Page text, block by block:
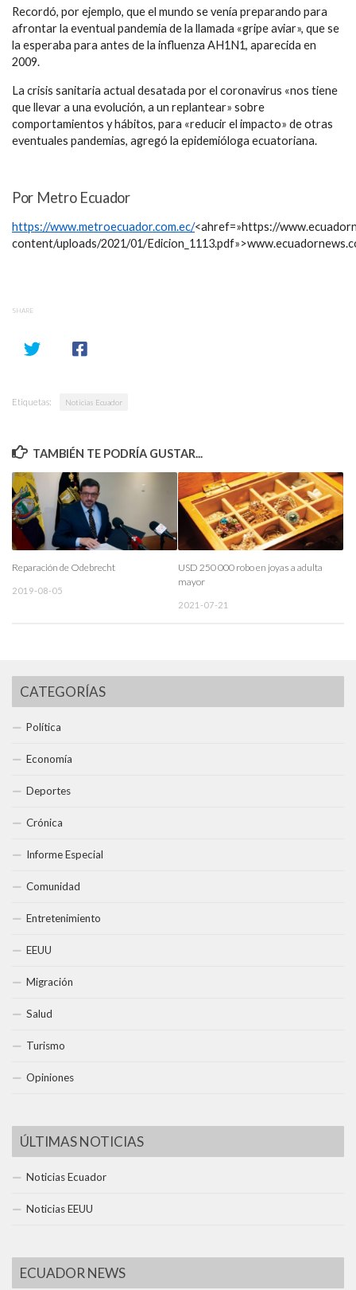
Recordó, por ejemplo, que el mundo se venía preparando para
afrontar la eventual pandemia de la llamada «gripe aviar», que se
la esperaba para antes de la influenza AH1N1, aparecida en
2009.
La crisis sanitaria actual desatada por el coronavirus «nos tiene
que llevar a una evolución, a un replantear» sobre
comportamientos y hábitos, para «reducir el impacto» de otras
eventuales pandemias, agregó la epidemióloga ecuatoriana.
Por Metro Ecuador
https://www.metroecuador.com.ec/<ahref=»https://
content/uploads/2021/01/
SHARE
Etiquetas: Noticias Ecuador
TAMBIÉN TE PODRÍA GUSTAR...
Reparación de Odebrecht
2019-08-05
USD 250 000 robo en joyas a adulta
mayor
2021-07-21
CATEGORÍAS
Política
Economía
Deportes
Crónica
Informe Especial
Comunidad
Entretenimiento
EEUU
Migración
Salud
Turismo
Opiniones
ÚLTIMAS NOTICIAS
Noticias Ecuador
Noticias EEUU
ECUADOR NEWS